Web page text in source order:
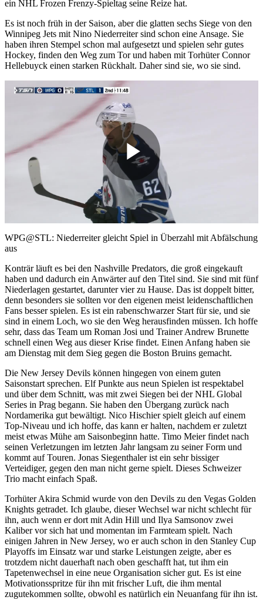
ein NHL Frozen Frenzy-Spieltag seine Reize hat.
Es ist noch früh in der Saison, aber die glatten sechs Siege von den
Winnipeg Jets mit Nino Niederreiter sind schon eine Ansage. Sie
haben ihren Stempel schon mal aufgesetzt und spielen sehr gutes
Hockey, finden den Weg zum Tor und haben mit Torhüter Connor
Hellebuyck einen starken Rückhalt. Daher sind sie, wo sie sind.
Play
Video
WPG@STL: Niederreiter gleicht Spiel in Überzahl mit Abfälschung
aus
Konträr läuft es bei den Nashville Predators, die groß eingekauft
haben und dadurch ein Anwärter auf den Titel sind. Sie sind mit fünf
Niederlagen gestartet, darunter vier zu Hause. Das ist doppelt bitter,
denn besonders sie sollten vor den eigenen meist leidenschaftlichen
Fans besser spielen. Es ist ein rabenschwarzer Start für sie, und sie
sind in einem Loch, wo sie den Weg herausfinden müssen. Ich hoffe
sehr, dass das Team um Roman Josi und Trainer Andrew Brunette
schnell einen Weg aus dieser Krise findet. Einen Anfang haben sie
am Dienstag mit dem Sieg gegen die Boston Bruins gemacht.
Die New Jersey Devils können hingegen von einem guten
Saisonstart sprechen. Elf Punkte aus neun Spielen ist respektabel
und über dem Schnitt, was mit zwei Siegen bei der NHL Global
Series in Prag begann. Sie haben den Übergang zurück nach
Nordamerika gut bewältigt. Nico Hischier spielt gleich auf einem
Top-Niveau und ich hoffe, das kann er halten, nachdem er zuletzt
meist etwas Mühe am Saisonbeginn hatte. Timo Meier findet nach
seinen Verletzungen im letzten Jahr langsam zu seiner Form und
kommt auf Touren. Jonas Siegenthaler ist ein sehr bissiger
Verteidiger, gegen den man nicht gerne spielt. Dieses Schweizer
Trio macht einfach Spaß.
Torhüter Akira Schmid wurde von den Devils zu den Vegas Golden
Knights getradet. Ich glaube, dieser Wechsel war nicht schlecht für
ihn, auch wenn er dort mit Adin Hill und Ilya Samsonov zwei
Kaliber vor sich hat und momentan im Farmteam spielt. Nach
einigen Jahren in New Jersey, wo er auch schon in den Stanley Cup
Playoffs im Einsatz war und starke Leistungen zeigte, aber es
trotzdem nicht dauerhaft nach oben geschafft hat, tut ihm ein
Tapetenwechsel in eine neue Organisation sicher gut. Es ist eine
Motivationsspritze für ihn mit frischer Luft, die ihm mental
zugutekommen sollte, obwohl es natürlich ein Neuanfang für ihn ist.